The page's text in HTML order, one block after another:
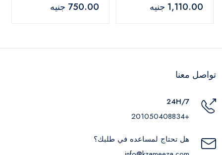
1,110.00 جنيه 750.00 جنيه
تواصل معنا
24H/7
+201050408834
هل تحتاج لمساعده في طلبك؟